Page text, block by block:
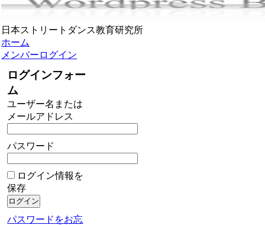
日本ストリートダンス教育研究所
ホーム
メンバーログイン
ログインフォー
ム
ユーザー名または
メールアドレス
パスワード
ログイン情報を
保存
パスワードをお忘